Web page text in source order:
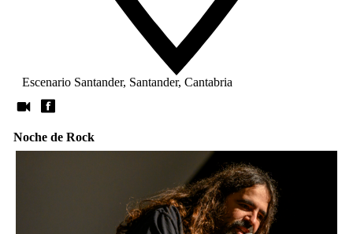
Escenario Santander, Santander, Cantabria
Noche de Rock